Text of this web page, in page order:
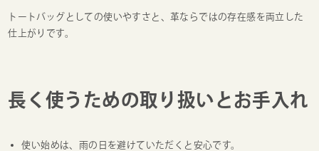
トートバッグとしての使いやすさと、革ならではの存在感を両立した
仕上がりです。
長く使うための取り扱いとお手入れ
使い始めは、雨の日を避けていただくと安心です。